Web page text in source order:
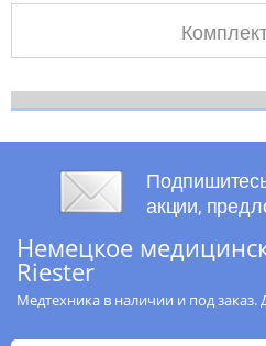
акции,
Немецкое
Riester
Медтехника в наличии и под заказ.